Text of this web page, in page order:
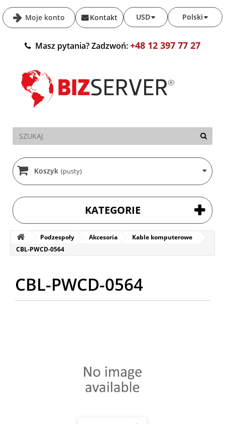
Moje konto Polski
USD
Kontakt
Masz pytania? Zadzwoń:+48 12 397 77 27
Koszyk (pusty)
KATEGORIE
Podzespoły Akcesoria
Kable komputerowe
CBL-PWCD-0564
CBL-PWCD-0564